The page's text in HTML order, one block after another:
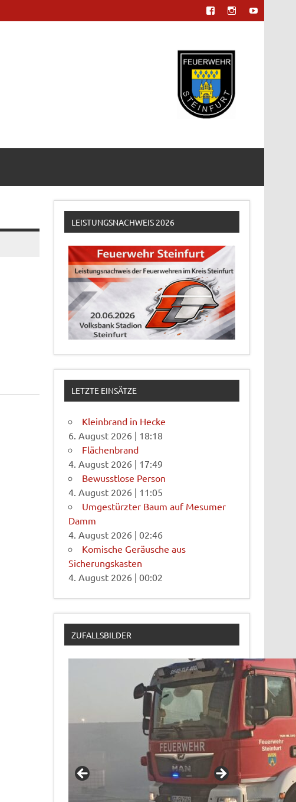
LEISTUNGSNACHWEIS 2026
LETZTE EINSÄTZE
Kleinbrand in Hecke
6. August 2026 | 18:18
Flächenbrand
4. August 2026 | 17:49
Bewusstlose Person
4. August 2026 | 11:05
Umgestürzter Baum auf Mesumer
Damm
4. August 2026 |02:46
Komische Geräusche aus
Sicherungskasten
4. August 2026 |00:02
ZUFALLSBILDER